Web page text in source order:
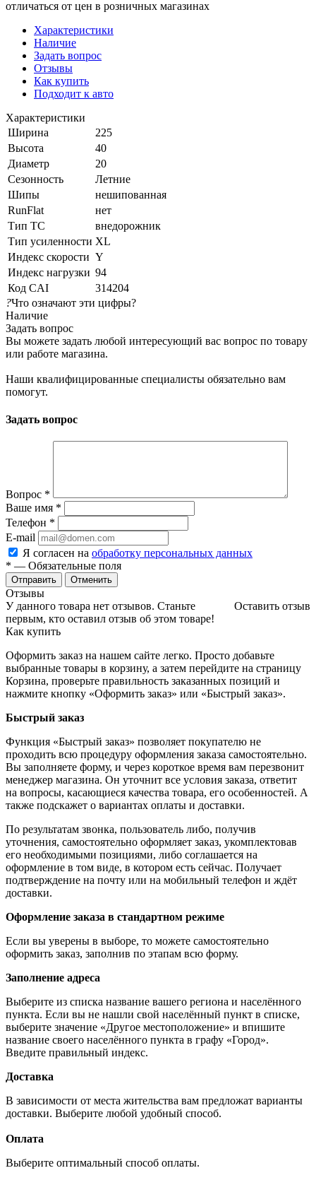
отличаться от цен в розничных магазинах
Характеристики
Наличие
Задать вопрос
Отзывы
Как купить
Подходит к авто
Характеристики
Ширина
225
Высота
40
Диаметр
20
Сезонность
Летние
Шипы
нешипованная
RunFlat
нет
Тип ТС
внедорожник
Тип усиленности XL
Индекс скорости Y
Индекс нагрузки 94
Код CAI
314204
?Что означают эти цифры?
Наличие
Задать вопрос
Вы можете задать любой интересующий вас вопрос по товару
или работе магазина.
Наши квалифицированные специалисты обязательно вам
помогут.
Задать вопрос
Вопрос *
Ваше имя *
Телефон *
E-mail
Я согласен на обработку персональных данных
* — Обязательные поля
Отменить
Отзывы
Оставить отзыв
У данного товара нет отзывов. Станьте
первым, кто оставил отзыв об этом товаре!
Как купить
Оформить заказ на нашем сайте легко. Просто добавьте
выбранные товары в корзину, а затем перейдите на страницу
Корзина, проверьте правильность заказанных позиций и
нажмите кнопку «Оформить заказ» или «Быстрый заказ».
Быстрый заказ
Функция «Быстрый заказ» позволяет покупателю не
проходить всю процедуру оформления заказа самостоятельно.
Вы заполняете форму, и через короткое время вам перезвонит
менеджер магазина. Он уточнит все условия заказа, ответит
на вопросы, касающиеся качества товара, его особенностей. А
также подскажет о вариантах оплаты и доставки.
По результатам звонка, пользователь либо, получив
уточнения, самостоятельно оформляет заказ, укомплектовав
его необходимыми позициями, либо соглашается на
оформление в том виде, в котором есть сейчас. Получает
подтверждение на почту или на мобильный телефон и ждёт
доставки.
Оформление заказа в стандартном режиме
Если вы уверены в выборе, то можете самостоятельно
оформить заказ, заполнив по этапам всю форму.
Заполнение адреса
Выберите из списка название вашего региона и населённого
пункта. Если вы не нашли свой населённый пункт в списке,
выберите значение «Другое местоположение» и впишите
название своего населённого пункта в графу «Город».
Введите правильный индекс.
Доставка
В зависимости от места жительства вам предложат варианты
доставки. Выберите любой удобный способ.
Оплата
Выберите оптимальный способ оплаты.